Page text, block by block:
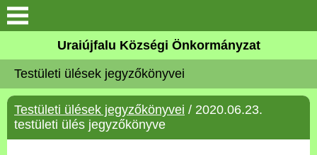
Köszöntő
Elérhetőségek
Uraiújfalu
Uraiújfalu Községi Önkormányzat
Testületi ülések jegyzőkönyvei
Testületi ülések jegyzőkönyvei / 2020.06.23.
testületi ülés jegyzőkönyve